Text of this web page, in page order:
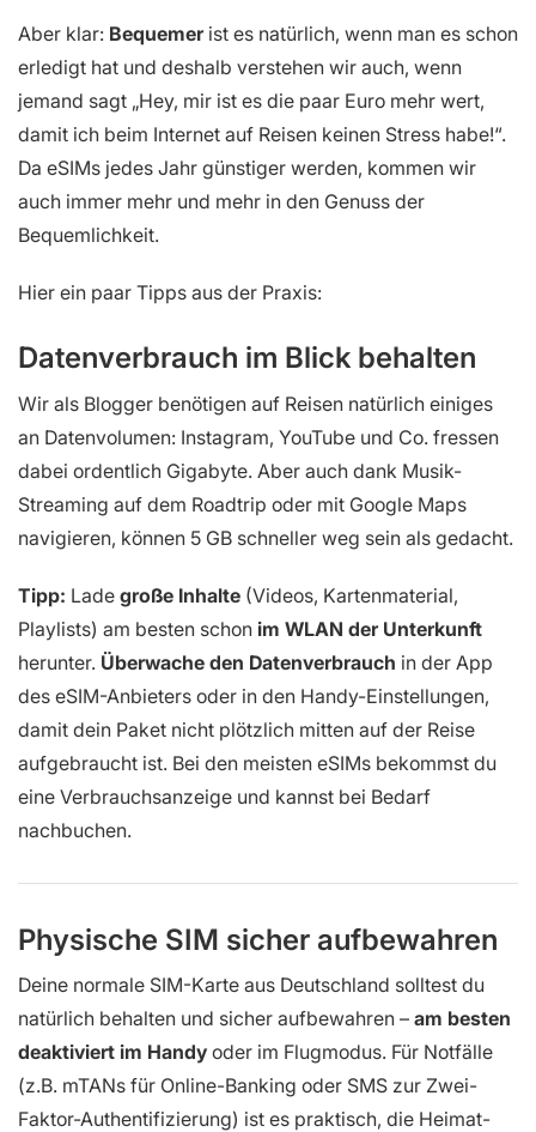
Aber klar: Bequemer ist es natürlich, wenn man es schon
erledigt hat und deshalb verstehen wir auch, wenn
jemand sagt „Hey, mir ist es die paar Euro mehr wert,
damit ich beim Internet auf Reisen keinen Stress habe!“.
Da eSIMs jedes Jahr günstiger werden, kommen wir
auch immer mehr und mehr in den Genuss der
Bequemlichkeit.
Hier ein paar Tipps aus der Praxis:
Datenverbrauch im Blick behalten
Wir als Blogger benötigen auf Reisen natürlich einiges
an Datenvolumen: Instagram, YouTube und Co. fressen
dabei ordentlich Gigabyte. Aber auch dank Musik-
Streaming auf dem Roadtrip oder mit Google Maps
navigieren, können 5 GB schneller weg sein als gedacht.
Tipp: Lade große Inhalte (Videos, Kartenmaterial,
Playlists) am besten schon im WLAN der Unterkunft
herunter. Überwache den Datenverbrauch in der App
des eSIM-Anbieters oder in den Handy-Einstellungen,
damit dein Paket nicht plötzlich mitten auf der Reise
aufgebraucht ist. Bei den meisten eSIMs bekommst du
eine Verbrauchsanzeige und kannst bei Bedarf
nachbuchen.
Physische SIM sicher aufbewahren
Deine normale SIM-Karte aus Deutschland solltest du
natürlich behalten und sicher aufbewahren – am besten
deaktiviert im Handy oder im Flugmodus. Für Notfälle
(z.B. mTANs für Online-Banking oder SMS zur Zwei-
Faktor-Authentifizierung) ist es praktisch, die Heimat-